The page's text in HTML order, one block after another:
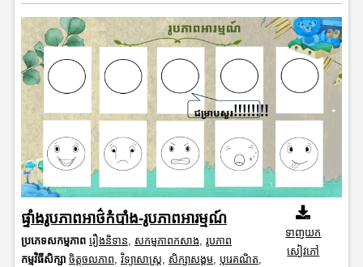
ផ្ទាំងរូបភាពអាថ៌កំបាំង-រូបភាពអារម្មណ៍
ប្រភេទសកម្មភាព រឿងនិទាន, សកម្មភាពកសាង, រូបភាព
កម្មវិធីសិក្សា ចិត្តចលភាព, វិទ្យាសាស្រ្ត, សិក្សាសង្គម, បុរេគណិត,
ទាញយក
សៀវភៅ